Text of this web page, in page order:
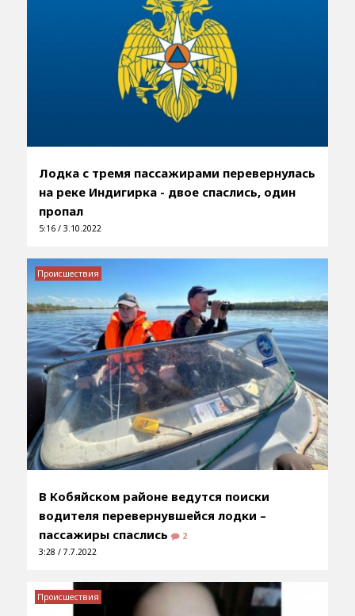
Лодка с тремя пассажирами перевернулась
на реке Индигирка - двое спаслись, один
пропал
5:16 / 3.10.2022
В Кобяйском районе ведутся поиски
водителя перевернувшейся лодки –
пассажиры спаслись
2
3:28 / 7.7.2022
Происшествия
Происшествия